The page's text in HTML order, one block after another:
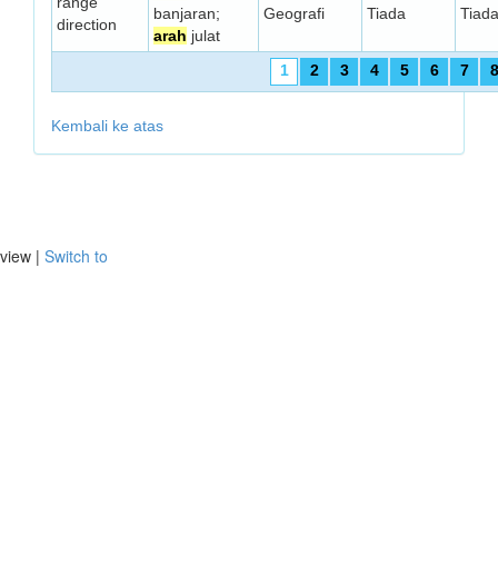
direction
banjaran;
arah julat
Geografi Tiada Tiada
1 2 3 4 5 6 7 8
Kembali ke atas
view | Switch to